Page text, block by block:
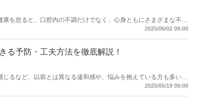
を怠ると、口腔内の不調だけでなく、心身ともにさまざまな不調
健康週間」に取り組む際にできることを紹介します！【執筆者／専
2025/06/02 09:00
る予防・工夫方法を徹底解説！
るなど、以前とは異なる違和感や、悩みを抱えている方も多いの
うと誤嚥に繋がるリスクがあります。この記事では、介護施設や自
2025/05/19 09:00